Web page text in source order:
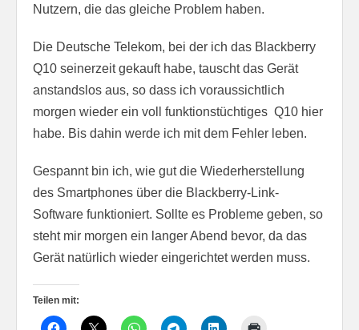
Nutzern, die das gleiche Problem haben.
Die Deutsche Telekom, bei der ich das Blackberry
Q10 seinerzeit gekauft habe, tauscht das Gerät
anstandslos aus, so dass ich voraussichtlich
morgen wieder ein voll funktionstüchtiges Q10 hier
habe. Bis dahin werde ich mit dem Fehler leben.
Gespannt bin ich, wie gut die Wiederherstellung
des Smartphones über die Blackberry-Link-
Software funktioniert. Sollte es Probleme geben, so
steht mir morgen ein langer Abend bevor, da das
Gerät natürlich wieder eingerichtet werden muss.
Teilen mit: